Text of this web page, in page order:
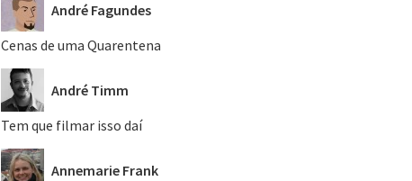
André Fagundes
Cenas de uma Quarentena
André Timm
Tem que filmar isso daí
Annemarie Frank